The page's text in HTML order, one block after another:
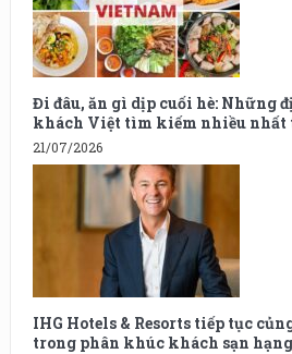
Đi đâu, ăn gì dịp cuối hè: Những
khách Việt tìm kiếm nhiều nhất
21/07/2026
IHG Hotels & Resorts tiếp tục
trong phân khúc khách sạn